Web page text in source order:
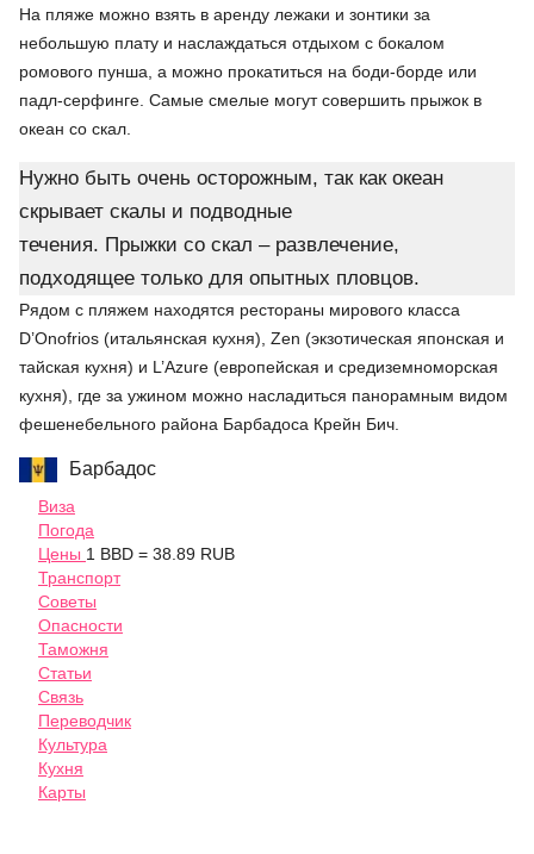
На пляже можно взять в аренду лежаки и зонтики за
небольшую плату и наслаждаться отдыхом с бокалом
ромового пунша, а можно прокатиться на боди-борде или
падл-серфинге. Самые смелые могут совершить прыжок в
океан со скал.
Нужно быть очень осторожным, так как океан
скрывает скалы и подводные
течения. Прыжки со скал – развлечение,
подходящее только для опытных пловцов.
Рядом с пляжем находятся рестораны мирового класса
D’Onofrios (итальянская кухня), Zen (экзотическая японская и
тайская кухня) и L’Azure (европейская и средиземноморская
кухня), где за ужином можно насладиться панорамным видом
фешенебельного района Барбадоса Крейн Бич.
Барбадос
Виза
Погода
Цены 1 BBD = 38.89 RUB
Транспорт
Советы
Опасности
Таможня
Статьи
Связь
Переводчик
Культура
Кухня
Карты